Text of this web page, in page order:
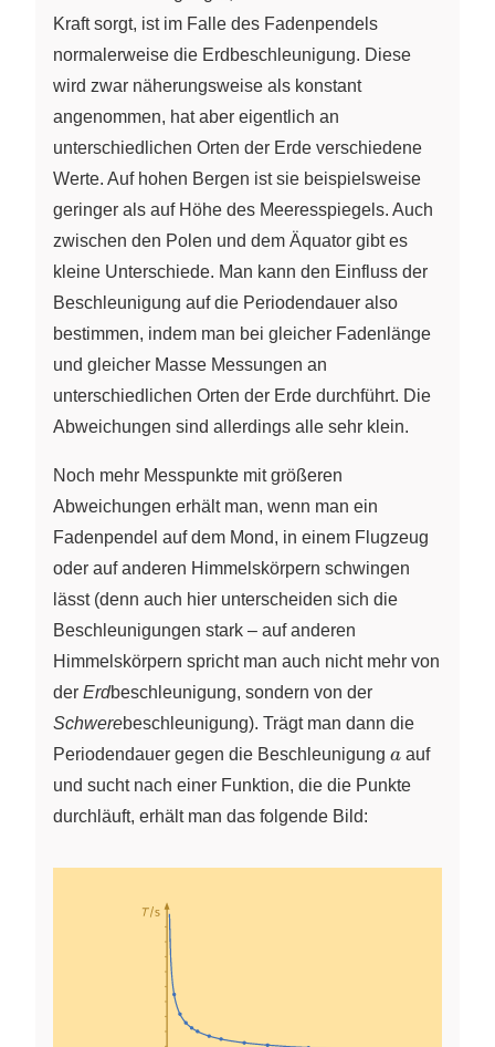
Kraft sorgt, ist im Falle des Fadenpendels
normalerweise die Erdbeschleunigung. Diese
wird zwar näherungsweise als konstant
angenommen, hat aber eigentlich an
unterschiedlichen Orten der Erde verschiedene
Werte. Auf hohen Bergen ist sie beispielsweise
geringer als auf Höhe des Meeresspiegels. Auch
zwischen den Polen und dem Äquator gibt es
kleine Unterschiede. Man kann den Einfluss der
Beschleunigung auf die Periodendauer also
bestimmen, indem man bei gleicher Fadenlänge
und gleicher Masse Messungen an
unterschiedlichen Orten der Erde durchführt. Die
Abweichungen sind allerdings alle sehr klein.
Noch mehr Messpunkte mit größeren
Abweichungen erhält man, wenn man ein
Fadenpendel auf dem Mond, in einem Flugzeug
oder auf anderen Himmelskörpern schwingen
lässt (denn auch hier unterscheiden sich die
Beschleunigungen stark – auf anderen
Himmelskörpern spricht man auch nicht mehr von
der Erdbeschleunigung, sondern von der
Schwerebeschleunigung). Trägt man dann die
Periodendauer gegen die Beschleunigung a
a auf
und sucht nach einer Funktion, die die Punkte
durchläuft, erhält man das folgende Bild: